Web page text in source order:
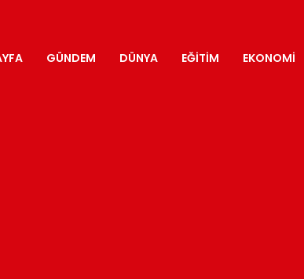
GÜNDEM DÜNYA EĞITIM EKONOMI